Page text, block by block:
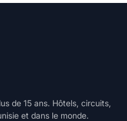
de 15 ans. Hôtels, circuits,
et dans le monde.